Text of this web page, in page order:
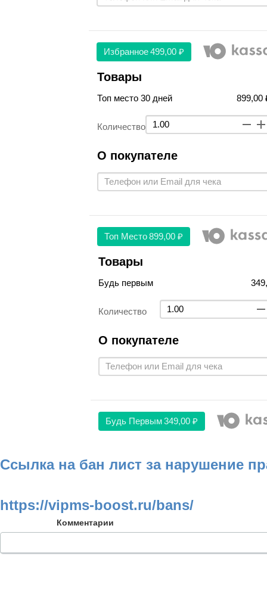
Избранное 499,00 ₽
Товары
Топ место 30 дней 899,00
Количество
О покупателе
Топ Место 899,00 ₽
Товары
Будь первым
Количество
О покупателе
Будь Первым349,00 ₽
Ссылка на бан лист за нарушение
https://vipms-boost.ru/bans/
Комментарии